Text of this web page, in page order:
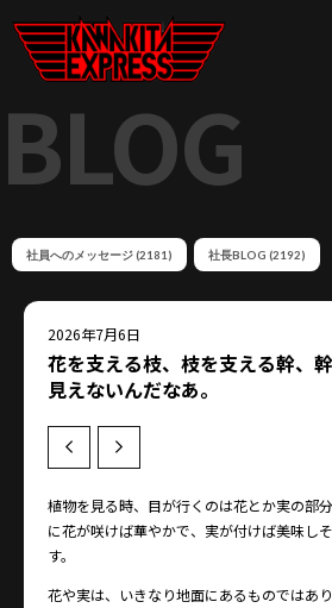
BLOG
社員へのメッセージ (2181) 社長BLOG (2192)
2026年7月6日
花を支える枝、枝を支える幹、
見えないんだなあ。
Prev Next
植物を見る時、目が行くのは花とか実の部
に花が咲けば華やかで、実が付けば美味し
す。
花や実は、いきなり地面にあるものではあ